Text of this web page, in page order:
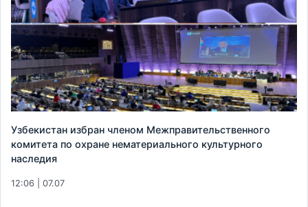
Узбекистан избран членом Межправительственного
комитета по охране нематериального культурного
наследия
12:06 | 07.07